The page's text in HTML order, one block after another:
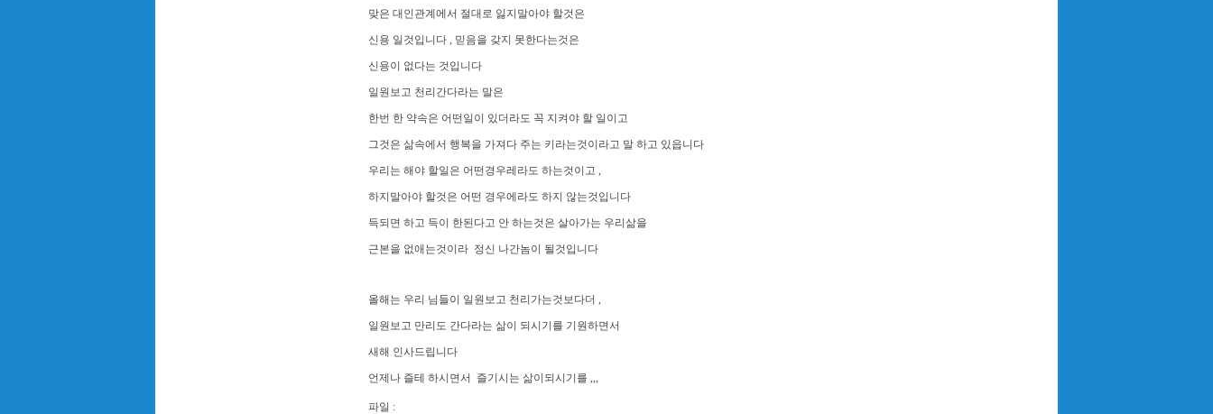
맞은 대인관계에서 절대로 잃지말아야 할것은
신용 일것입니다 , 믿음을 갖지 못한다는것은
신용이 없다는 것입니다
일원보고 천리간다라는 말은
한번 한 약속은 어떤일이 있더라도 꼭 지켜야 할 일이고
그것은 삶속에서 행복을 가져다 주는 키라는것이라고 말 하고 있읍니다
우리는 해야 할일은 어떤경우레라도 하는것이고 ,
하지말아야 할것은 어떤 경우에라도 하지 않는것입니다
득되면 하고 득이 한된다고 안 하는것은 살아가는 우리삶을
근본을 없애는것이라 정신 나간놈이 될것입니다
올해는 우리 님들이 일원보고 천리가는것보다더 ,
일원보고 만리도 간다라는 삶이 되시기를 기원하면서
새해 인사드립니다
언제나 즐테 하시면서 즐기시는 삶이되시기를 ,,,
파일 :